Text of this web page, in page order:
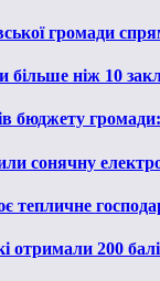
громади
ніж 10
бюджету громади:
сонячну
отримали 200